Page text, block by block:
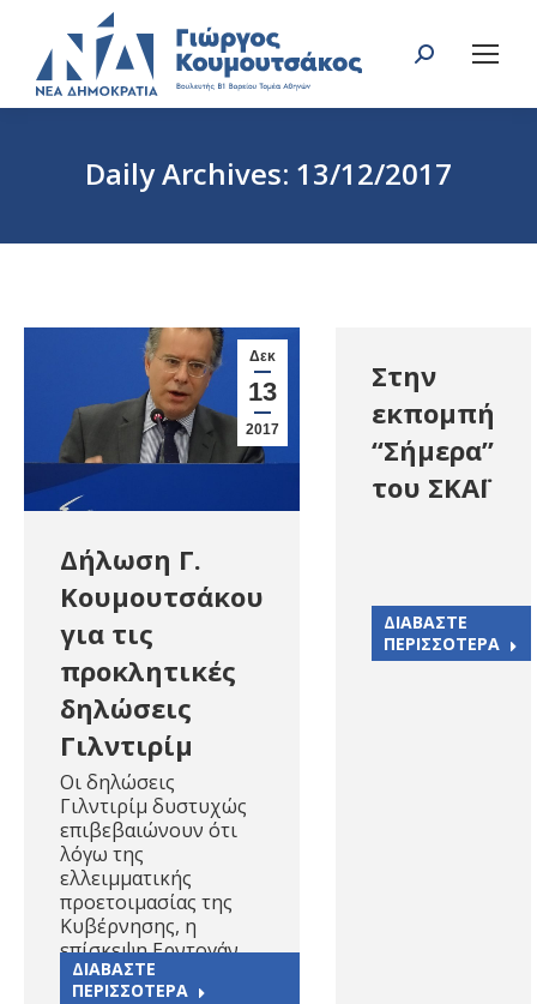
Search:
Daily Archives: 13/12/2017
Δεκ
13
2017
Δήλωση Γ.
Κουμουτσάκου
για τις
προκλητικές
δηλώσεις
Γιλντιρίμ
Οι δηλώσεις
Γιλντιρίμ δυστυχώς
επιβεβαιώνουν ότι
λόγω της
ελλειμματικής
προετοιμασίας της
Κυβέρνησης, η
επίσκεψη Ερντογάν…
ΔΙΑΒΑΣΤΕ
ΠΕΡΙΣΣΟΤΕΡΑ
Στην
εκπομπή
“Σήμερα”
του ΣΚΑΪ
ΔΙΑΒΑΣΤΕ
ΠΕΡΙΣΣΟΤΕΡΑ